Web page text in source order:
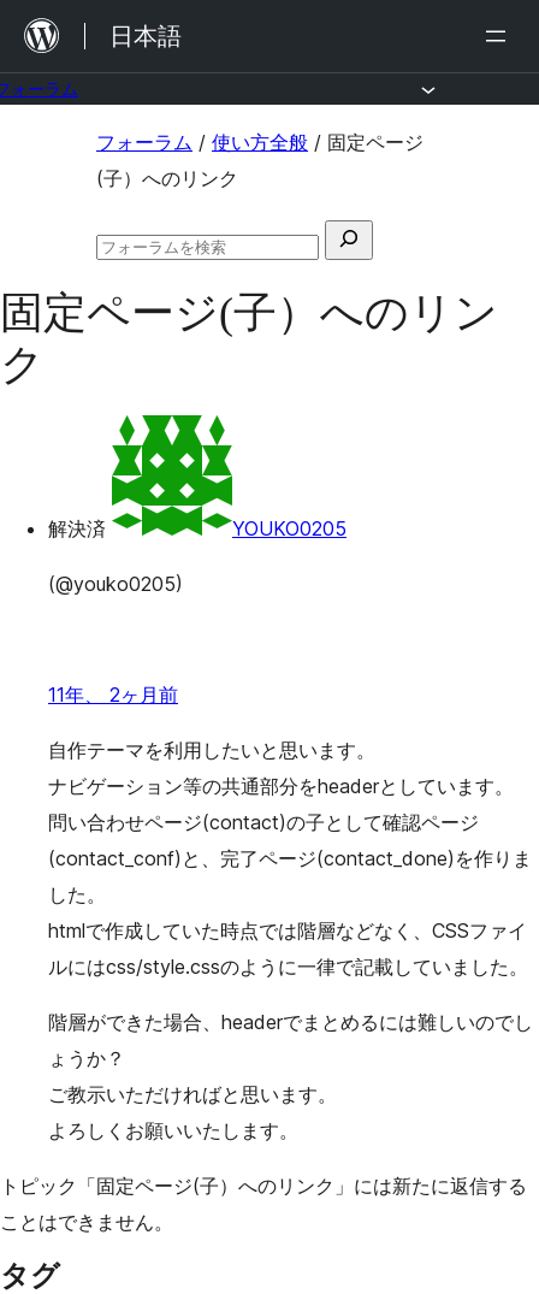
を
日本語
ォーラム
へ
ス
フォーラム / 使い方全般 / 固定ページ
(子）へのリンク
検
対
フ
ラ
固定ページ(子）へのリン
ク
解決済 YOUKO0205
(@youko0205)
11年、 2ヶ月前
自作テーマを利用したいと思います。
ナビゲーション等の共通部分をheaderとしています。
問い合わせページ(contact)の子として確認ページ
(contact_conf)と、完了ページ(contact_done)を作りま
した。
htmlで作成していた時点では階層などなく、CSSファイ
ルにはcss/style.cssのように一律で記載していました。
階層ができた場合、headerでまとめるには難しいのでし
ょうか？
ご教示いただければと思います。
よろしくお願いいたします。
トピック「固定ページ(子）へのリンク」には新たに返信する
ことはできません。
タグ